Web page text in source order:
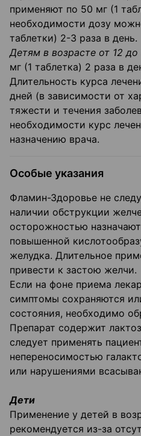
применяют по 50 мг (1
необходимости дозу
таблетки) 2-3 раза в день.
Детям в возрасте от 12 до
мг (1 таблетка) 2 раза в
Длительность курса
дней (в зависимости от
тяжести и течения
необходимости курс
назначению врача.
Особые указания
Фламин-Здоровье не
наличии обструкции
осторожностью
повышенной
желудка. Длительное
привести к застою желчи.
Если на фоне приема
симптомы сохраняются
состояния, необходимо
Препарат содержит
следует применять
непереносимостью
или нарушениями
Дети
Применение у детей в
рекомендуется из-за